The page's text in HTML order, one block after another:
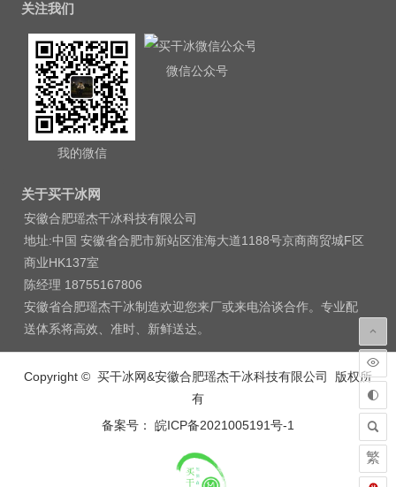
关注我们
我的微信
微信公众号
关于买干冰网
安徽合肥瑶杰干冰科技有限公司
地址:中国 安徽省合肥市新站区淮海大道1188号京商商贸城F区
商业HK137室
陈经理 18755167806
安徽省合肥瑶杰干冰制造欢迎您来厂或来电洽谈合作。专业配
送体系将高效、准时、新鲜送达。
Copyright © 买干冰网&安徽合肥瑶杰干冰科技有限公司 版权所
有
备案号： 皖ICP备2021005191号-1
繁